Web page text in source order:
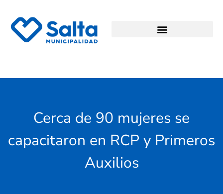
Cerca de 90 mujeres se
capacitaron en RCP y Primeros
Auxilios